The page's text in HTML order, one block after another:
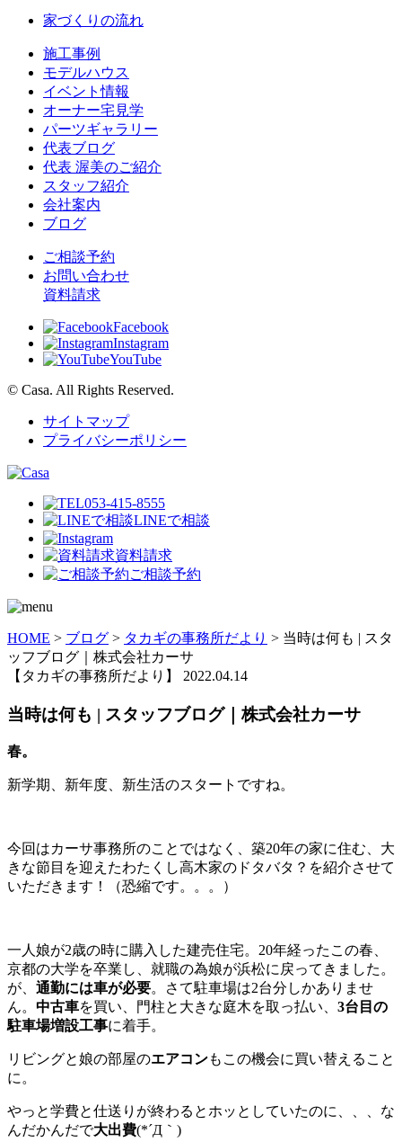
家づくりの流れ
施工事例
モデルハウス
イベント情報
オーナー宅見学
パーツギャラリー
代表ブログ
代表 渥美のご紹介
スタッフ紹介
会社案内
ブログ
ご相談予約
お問い合わせ
資料請求
Facebook
Instagram
YouTube
© Casa. All Rights Reserved.
サイトマップ
プライバシーポリシー
053-415-8555
LINEで相談
資料請求
ご相談予約
HOME > ブログ > タカギの事務所だより > 当時は何も | スタ
ッフブログ｜株式会社カーサ
【タカギの事務所だより】 2022.04.14
当時は何も | スタッフブログ｜株式会社カーサ
春。
新学期、新年度、新生活のスタートですね。
今回はカーサ事務所のことではなく、築20年の家に住む、大
きな節目を迎えたわたくし高木家のドタバタ？を紹介させて
いただきます！（恐縮です。。。）
一人娘が2歳の時に購入した建売住宅。20年経ったこの春、
京都の大学を卒業し、就職の為娘が浜松に戻ってきました。
が、 通勤には車が必要。さて駐車場は2台分しかありませ
ん。 中古車を買い、門柱と大きな庭木を取っ払い、 3台目の
駐車場増設工事に着手。
リビングと娘の部屋のエアコンもこの機会に買い替えること
に。
やっと学費と仕送りが終わるとホッとしていたのに、、、な
んだかんだで大出費(*´Д｀)